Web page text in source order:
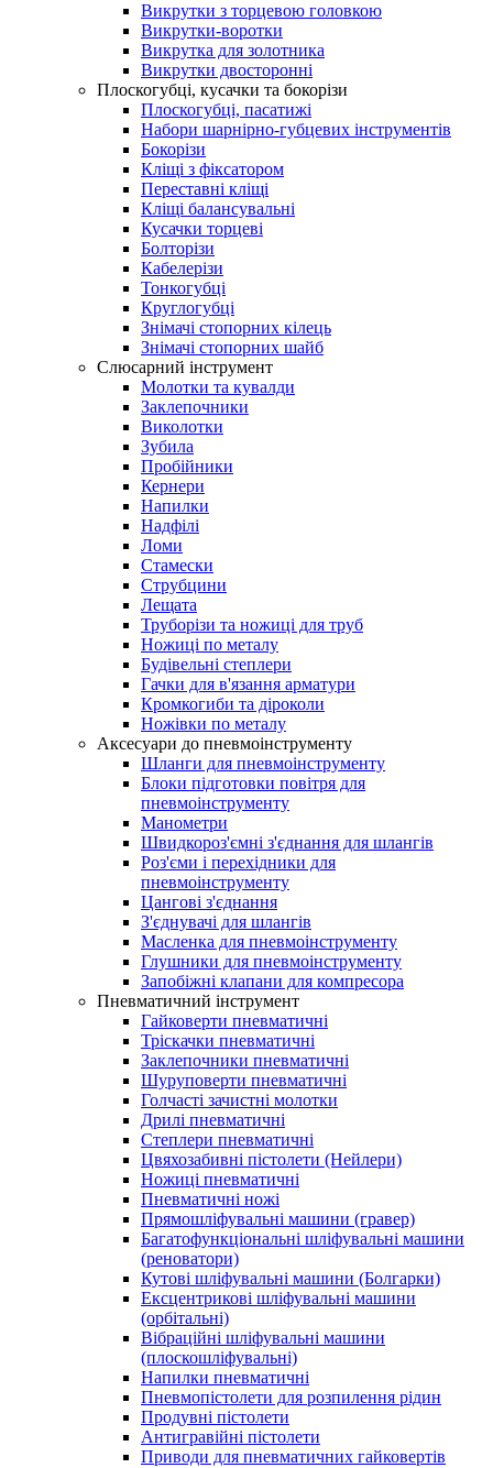
Викрутки з торцевою головкою
Викрутки-воротки
Викрутка для золотника
Викрутки двосторонні
Плоскогубці, кусачки та бокорізи
Плоскогубці, пасатижі
Набори шарнірно-губцевих інструментів
Бокорізи
Кліщі з фіксатором
Переставні кліщі
Кліщі балансувальні
Кусачки торцеві
Болторізи
Кабелерізи
Тонкогубці
Круглогубці
Знімачі стопорних кілець
Знімачі стопорних шайб
Слюсарний інструмент
Молотки та кувалди
Заклепочники
Виколотки
Зубила
Пробійники
Кернери
Напилки
Надфілі
Ломи
Стамески
Струбцини
Лещата
Труборізи та ножиці для труб
Ножиці по металу
Будівельні степлери
Гачки для в'язання арматури
Кромкогиби та діроколи
Ножівки по металу
Аксесуари до пневмоінструменту
Шланги для пневмоінструменту
Блоки підготовки повітря для
пневмоінструменту
Манометри
Швидкороз'ємні з'єднання для шлангів
Роз'єми і перехідники для
пневмоінструменту
Цангові з'єднання
З'єднувачі для шлангів
Масленка для пневмоінструменту
Глушники для пневмоінструменту
Запобіжні клапани для компресора
Пневматичний інструмент
Гайковерти пневматичні
Тріскачки пневматичні
Заклепочники пневматичні
Шуруповерти пневматичні
Голчасті зачистні молотки
Дрилі пневматичні
Степлери пневматичні
Цвяхозабивні пістолети (Нейлери)
Ножиці пневматичні
Пневматичні ножі
Прямошліфувальні машини (гравер)
Багатофункціональні шліфувальні машини
(реноватори)
Кутові шліфувальні машини (Болгарки)
Ексцентрикові шліфувальні машини
(орбітальні)
Вібраційні шліфувальні машини
(плоскошліфувальні)
Напилки пневматичні
Пневмопістолети для розпилення рідин
Продувні пістолети
Антигравійні пістолети
Приводи для пневматичних гайковертів